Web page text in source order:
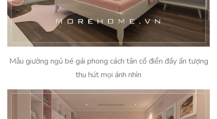
Mẫu giường ngủ bé gái phong cách tân cổ điển đầy ấn tượng
thu hút mọi ánh nhìn